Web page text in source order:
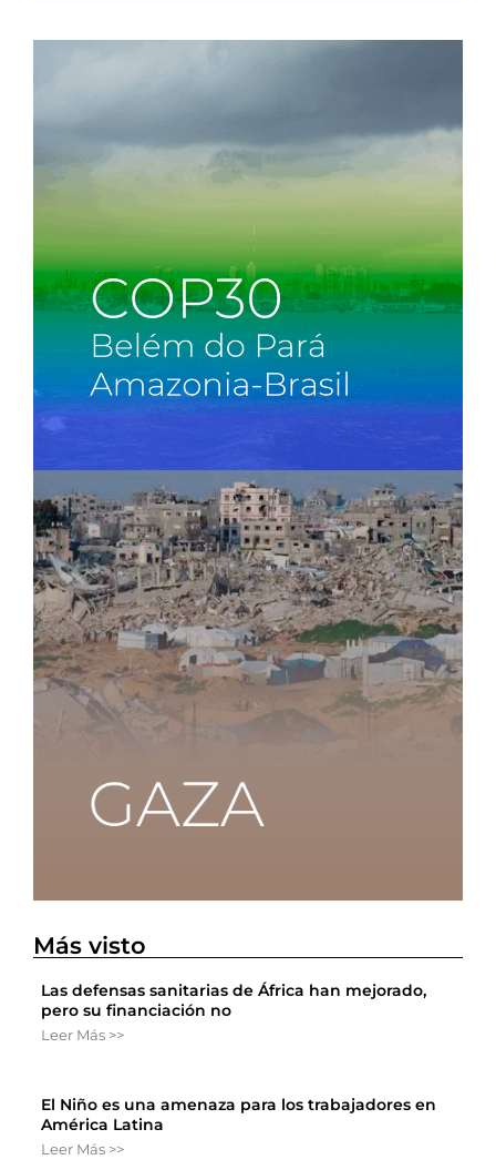
Más visto
Las defensas sanitarias de África han mejorado,
pero su financiación no
Leer Más >>
El Niño es una amenaza para los trabajadores en
América Latina
Leer Más >>